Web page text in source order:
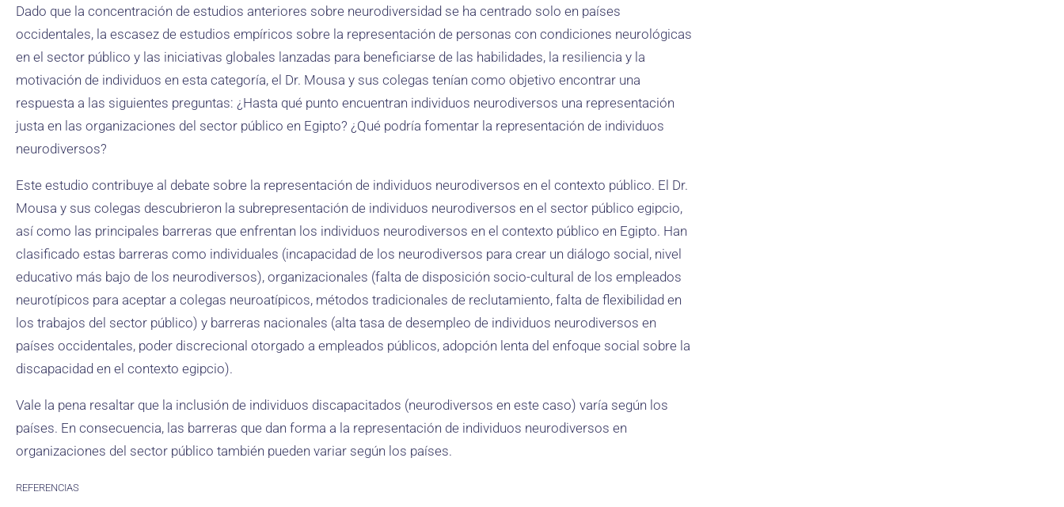
Dado que la concentración de estudios anteriores sobre neurodiversidad se ha centrado solo en países
occidentales, la escasez de estudios empíricos sobre la representación de personas con condiciones neurológicas
en el sector público y las iniciativas globales lanzadas para beneficiarse de las habilidades, la resiliencia y la
motivación de individuos en esta categoría, el Dr. Mousa y sus colegas tenían como objetivo encontrar una
respuesta a las siguientes preguntas: ¿Hasta qué punto encuentran individuos neurodiversos una representación
justa en las organizaciones del sector público en Egipto? ¿Qué podría fomentar la representación de individuos
neurodiversos?
Este estudio contribuye al debate sobre la representación de individuos neurodiversos en el contexto público. El Dr.
Mousa y sus colegas descubrieron la subrepresentación de individuos neurodiversos en el sector público egipcio,
así como las principales barreras que enfrentan los individuos neurodiversos en el contexto público en Egipto. Han
clasificado estas barreras como individuales (incapacidad de los neurodiversos para crear un diálogo social, nivel
educativo más bajo de los neurodiversos), organizacionales (falta de disposición socio-cultural de los empleados
neurotípicos para aceptar a colegas neuroatípicos, métodos tradicionales de reclutamiento, falta de flexibilidad en
los trabajos del sector público) y barreras nacionales (alta tasa de desempleo de individuos neurodiversos en
países occidentales, poder discrecional otorgado a empleados públicos, adopción lenta del enfoque social sobre la
discapacidad en el contexto egipcio).
Vale la pena resaltar que la inclusión de individuos discapacitados (neurodiversos en este caso) varía según los
países. En consecuencia, las barreras que dan forma a la representación de individuos neurodiversos en
organizaciones del sector público también pueden variar según los países.
REFERENCIAS